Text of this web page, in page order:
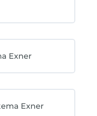
Exner
Exner